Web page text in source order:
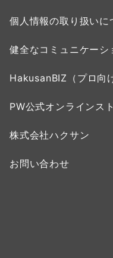
個人情報の取り扱いに
健全なコミュニケー
HakusanBIZ（プロ向
PW公式オンラインス
株式会社ハクサン
お問い合わせ